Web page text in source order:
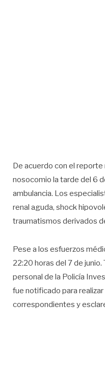
De acuerdo con el
nosocomio la tarde del 6
ambulancia. Los
renal aguda, shock
traumatismos derivados
Pese a los esfuerzos
22:20 horas del 7 de
personal de la Policía
fue notificado para
correspondientes y